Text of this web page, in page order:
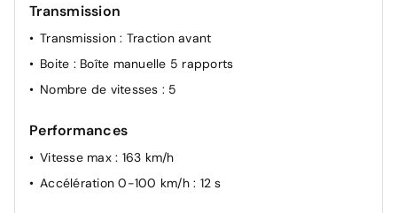
Transmission
Transmission: Traction avant
Boite : Boîte manuelle 5 rapports
Nombre de vitesses : 5
Performances
Vitesse max : 163 km/h
Accélération 0-100 km/h : 12 s